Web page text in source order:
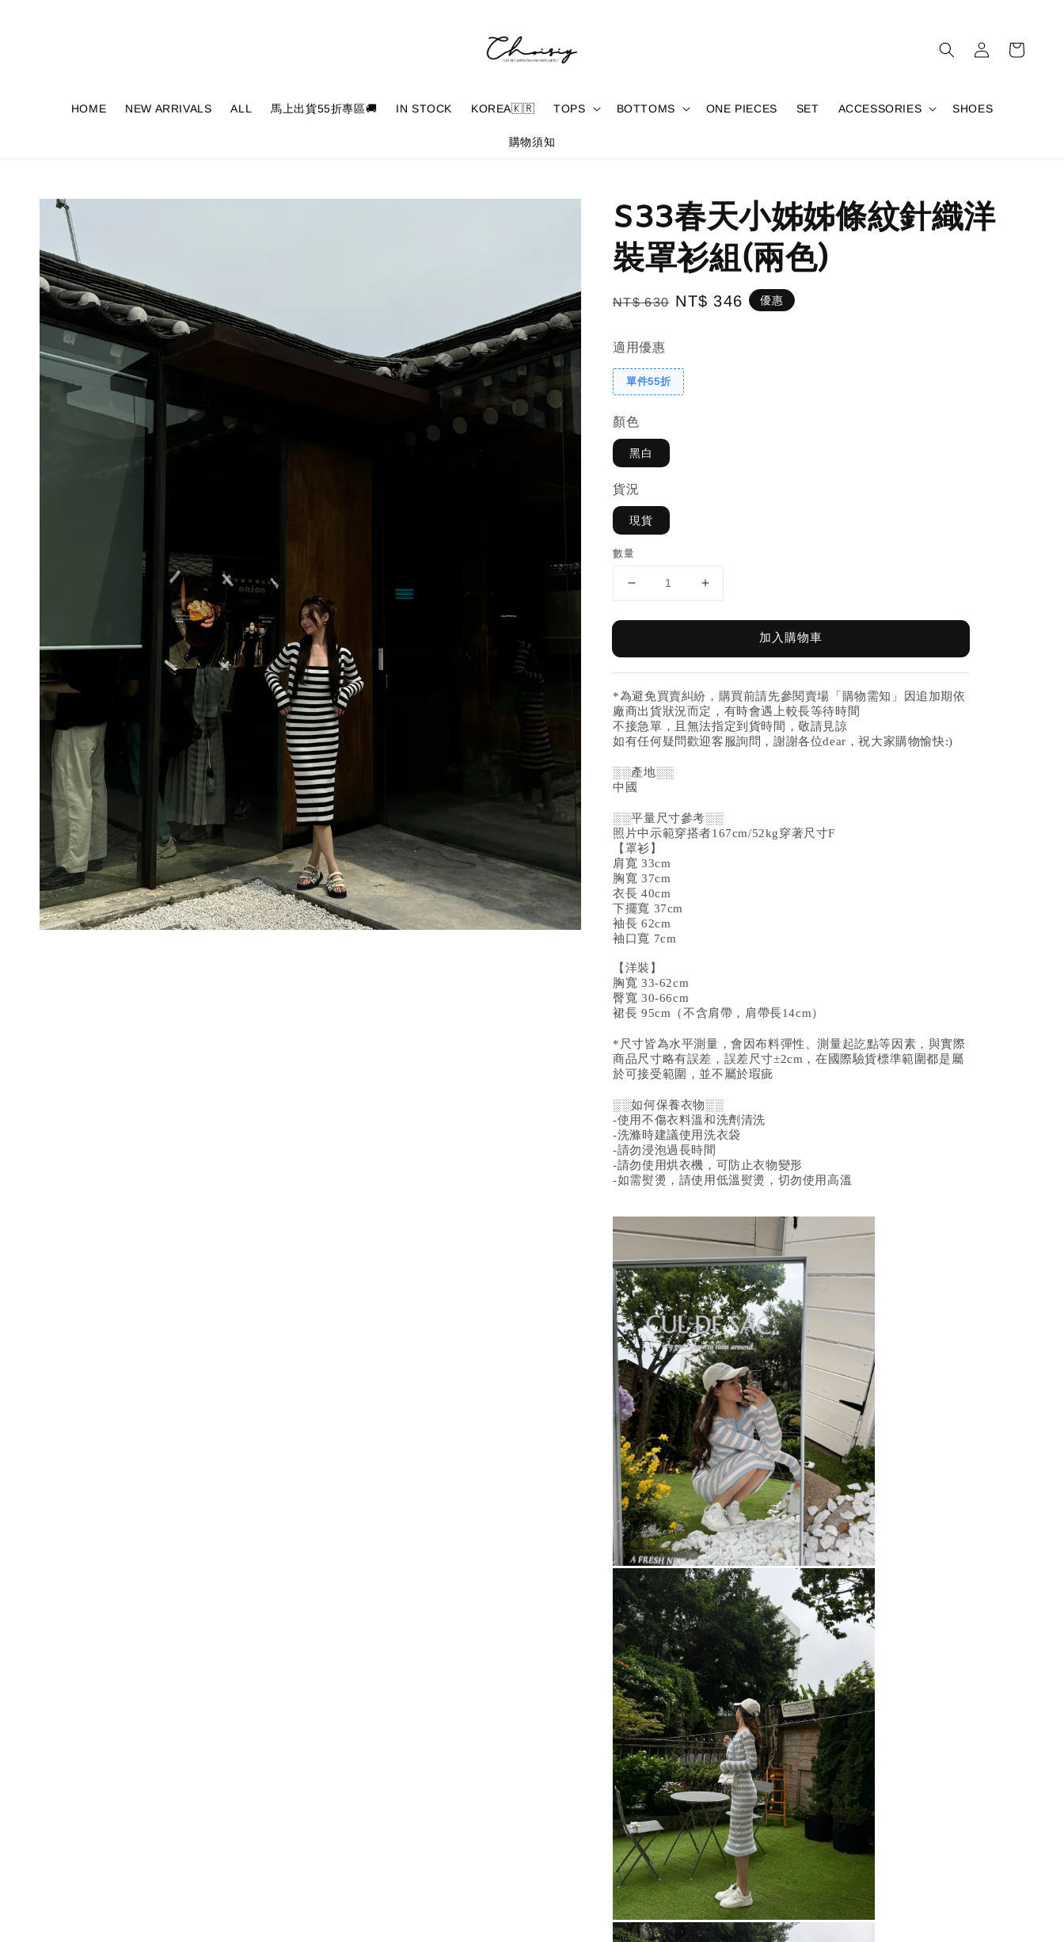
HOME NEW ARRIVALS ALL 馬上出貨55折專區🚚 IN STOCK KOREA🇰🇷 TOPS BOTTOMS ONE PIECES SET ACCESSORIES SHOES
購物須知
S33春天小姊姊條紋針織洋
裝罩衫組(兩色)
Regular
NT$ 630 Sale
NT$ 346 優惠
適用優惠
單件55折
顏色
黑白
貨況
現貨
數量
加入購物車
*為避免買賣糾紛，購買前請先參閱賣場「購物需知」因追加期依
廠商出貨狀況而定，有時會遇上較長等待時間
不接急單，且無法指定到貨時間，敬請見諒
如有任何疑問歡迎客服詢問，謝謝各位dear，祝大家購物愉快:)
░░產地░░
中國
░░平量尺寸參考░░
照片中示範穿搭者167cm/52kg穿著尺寸F
【罩衫】
肩寬 33cm
胸寬 37cm
衣長 40cm
下擺寬 37cm
袖長 62cm
袖口寬 7cm
【洋裝】
胸寬 33-62cm
臀寬 30-66cm
裙長 95cm（不含肩帶，肩帶長14cm）
*尺寸皆為水平測量，會因布料彈性、測量起訖點等因素，與實際
商品尺寸略有誤差，誤差尺寸±2cm，在國際驗貨標準範圍都是屬
於可接受範圍，並不屬於瑕疵
░░如何保養衣物░░
-使用不傷衣料溫和洗劑清洗
-洗滌時建議使用洗衣袋
-請勿浸泡過長時間
-請勿使用烘衣機，可防止衣物變形
-如需熨燙，請使用低溫熨燙，切勿使用高溫